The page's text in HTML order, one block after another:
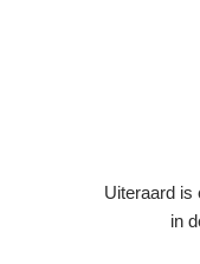
Uiteraard is
in